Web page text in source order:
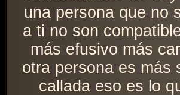
una persona que no
a ti no son
más efusivo más
otra persona es más
callada eso es lo